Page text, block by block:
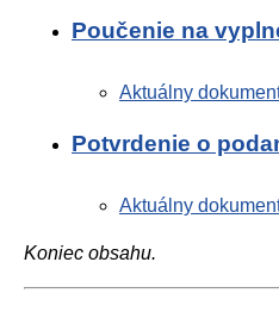
Poučenie na
Aktuálny
Potvrdenie o
Aktuálny
Koniec obsahu.